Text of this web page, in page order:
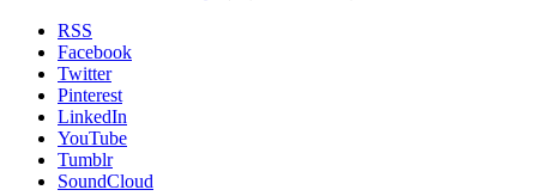
RSS
Facebook
Twitter
Pinterest
LinkedIn
YouTube
Tumblr
SoundCloud